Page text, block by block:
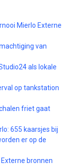
Mierlo Externe
van
als lokale
op tankstation
friet gaat
655 kaarsjes bij
er op de
bronnen